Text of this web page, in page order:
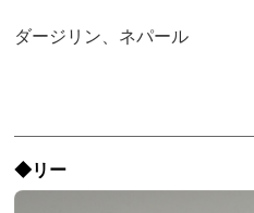
ダージリン、ネパール
◆リー